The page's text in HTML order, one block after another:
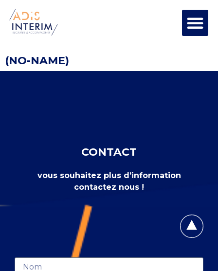
(NO-NAME)
CONTACT
vous souhaitez plus d’information
contactez nous !